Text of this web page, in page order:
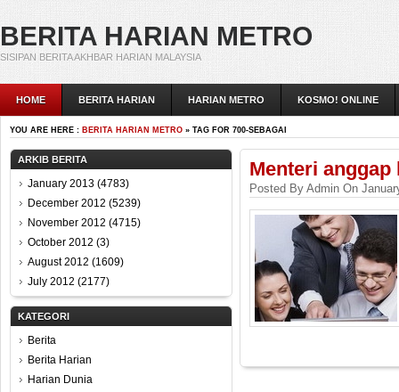
BERITA HARIAN METRO
SISIPAN BERITA AKHBAR HARIAN MALAYSIA
HOME BERITA HARIAN HARIAN METRO KOSMO! ONLINE
YOU ARE HERE : BERITA HARIAN METRO » TAG FOR 700-SEBAGAI
ARKIB BERITA
January 2013 (4783)
December 2012 (5239)
November 2012 (4715)
October 2012 (3)
August 2012 (1609)
July 2012 (2177)
KATEGORI
Berita
Berita Harian
Harian Dunia
Menteri anggap
Posted By Admin On